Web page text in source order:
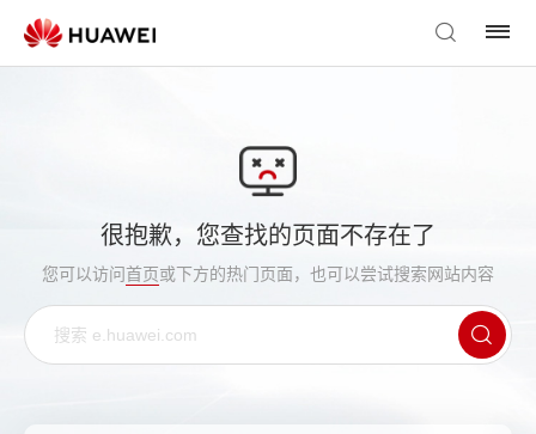
很抱歉，您查找的页面不存在了
您可以访问首页或下方的热门页面，也可以尝试搜索网站内容